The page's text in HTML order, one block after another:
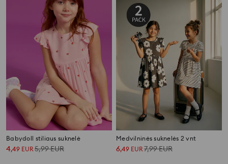
Babydoll stiliaus suknelė
4,49 EUR5,99EUR
Medvilninės suknelės 2 vnt
6,49 EUR7,99EUR